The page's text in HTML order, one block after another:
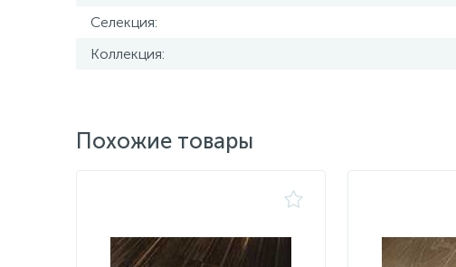
Селекция:
Коллекция:
Похожие товары